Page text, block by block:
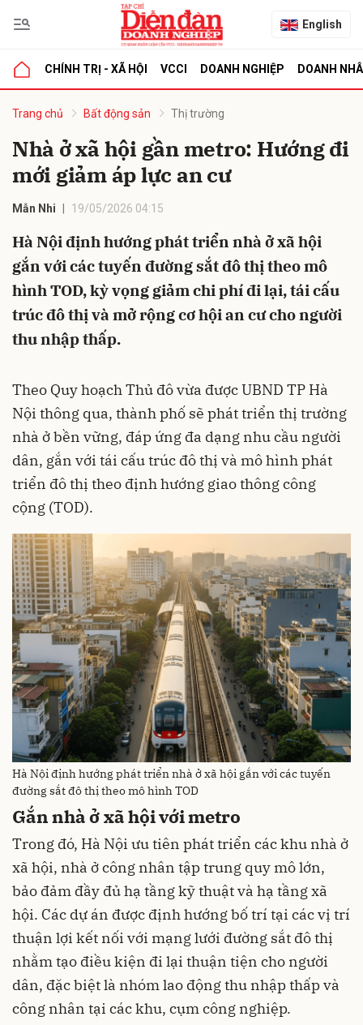
English
CHÍNH TRỊ - XÃ HỘI VCCI DOANH NGHIỆP DOANH
Trang chủ Bất động sản Thị trường
Nhà ở xã hội gần metro: Hướng đi
mới giảm áp lực an cư
Mẫn Nhi 19/05/2026 04:15
Hà Nội định hướng phát triển nhà ở xã hội
gắn với các tuyến đường sắt đô thị theo mô
hình TOD, kỳ vọng giảm chi phí đi lại, tái cấu
trúc đô thị và mở rộng cơ hội an cư cho người
thu nhập thấp.
Theo Quy hoạch Thủ đô vừa được UBND TP Hà
Nội thông qua, thành phố sẽ phát triển thị trường
nhà ở bền vững, đáp ứng đa dạng nhu cầu người
dân, gắn với tái cấu trúc đô thị và mô hình phát
triển đô thị theo định hướng giao thông công
cộng (TOD).
Hà Nội định hướng phát triển nhà ở xã hội gắn với các tuyến
đường sắt đô thị theo mô hình TOD
Gắn nhà ở xã hội với metro
Trong đó, Hà Nội ưu tiên phát triển các khu nhà ở
xã hội, nhà ở công nhân tập trung quy mô lớn,
bảo đảm đầy đủ hạ tầng kỹ thuật và hạ tầng xã
hội. Các dự án được định hướng bố trí tại các vị trí
thuận lợi kết nối với mạng lưới đường sắt đô thị
nhằm tạo điều kiện đi lại thuận tiện cho người
dân, đặc biệt là nhóm lao động thu nhập thấp và
công nhân tại các khu, cụm công nghiệp.
luận
Hủy